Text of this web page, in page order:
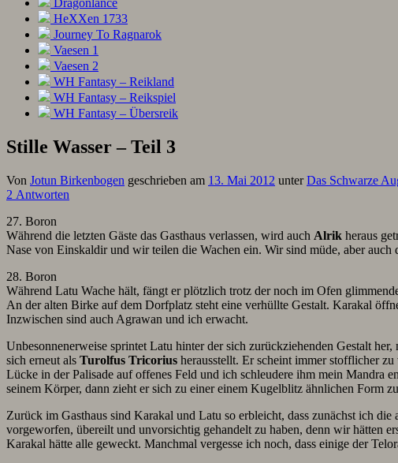
Dragonlance
HeXXen 1733
Journey To Ragnarok
Vaesen 1
Vaesen 2
WH Fantasy – Reikland
WH Fantasy – Reikspiel
WH Fantasy – Übersreik
Stille Wasser – Teil 3
Von Jotun Birkenbogen geschrieben am 13. Mai 2012 unterDas Schwarze
2 Antworten
27. Boron
Während die letzten Gäste das Gasthaus verlassen, wird auch Alrik heraus
Nase von Einskaldir und wir teilen die Wachen ein. Wir sind müde, aber
28. Boron
Während Latu Wache hält, fängt er plötzlich trotz der noch im Ofen
An der alten Birke auf dem Dorfplatz steht eine verhüllte Gestalt. Karakal
Inzwischen sind auch Agrawan und ich erwacht.
Unbesonnenerweise sprintet Latu hinter der sich zurückziehenden Gestalt
sich erneut als Turolfus Tricorius herausstellt. Er scheint immer stofflicher
Lücke in der Palisade auf offenes Feld und ich schleudere ihm mein Mandra
seinem Körper, dann zieht er sich zu einer einem Kugelblitz ähnlichen Form
Zurück im Gasthaus sind Karakal und Latu so erbleicht, dass zunächst ich
vorgeworfen, übereilt und unvorsichtig gehandelt zu haben, denn wir hätten
Karakal hätte alle geweckt. Manchmal vergesse ich noch, dass einige der